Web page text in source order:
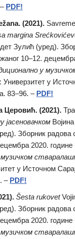
PDF!
(2021).
margina
Зулић (уред).
10–12.
у
Универзитет у
83–96. – PDF!
Церовић. (2021).
јасеновачком
Зборник радова
2020. године
у Источном
– PDF!
Šesta rukovet
Зборник радова
2020. године